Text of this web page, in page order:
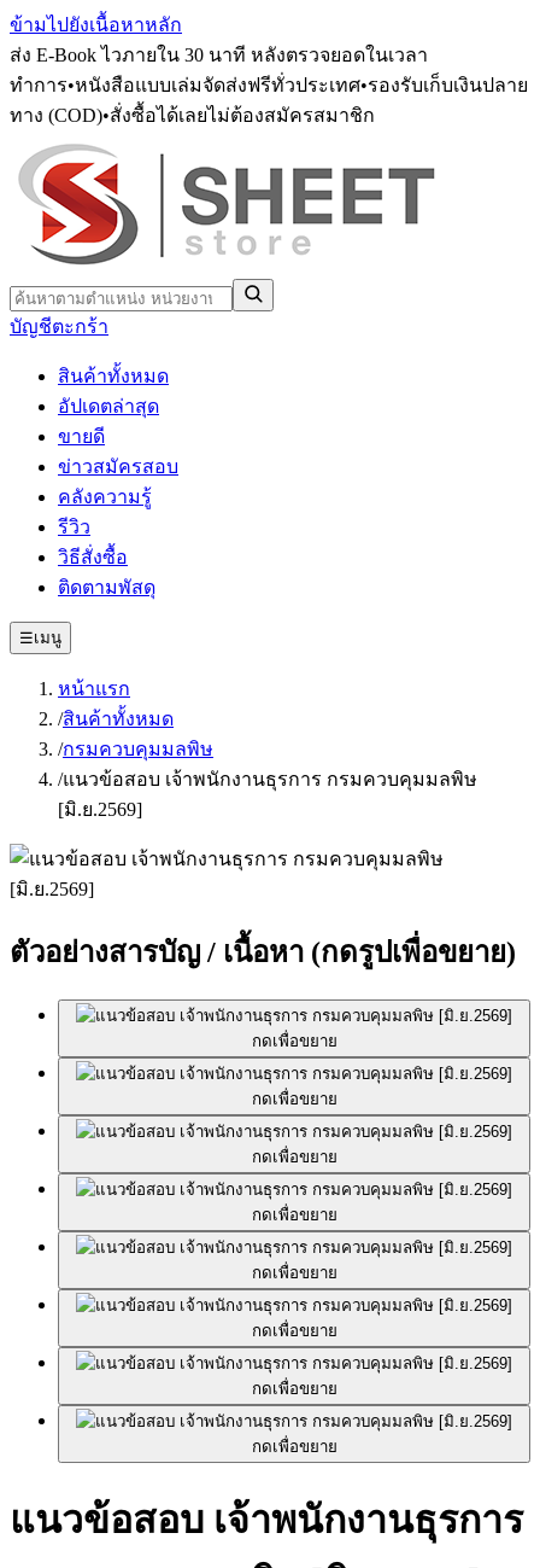
ข้ามไปยังเนื้อหาหลัก
ส่ง E-Book ไวภายใน 30 นาที หลังตรวจยอดในเวลา
ทำการ•หนังสือแบบเล่มจัดส่งฟรีทั่วประเทศ•รองรับเก็บเงินปลาย
ทาง (COD)•สั่งซื้อได้เลยไม่ต้องสมัครสมาชิก
บัญชีตะกร้า
สินค้าทั้งหมด
อัปเดตล่าสุด
ขายดี
ข่าวสมัครสอบ
คลังความรู้
รีวิว
วิธีสั่งซื้อ
ติดตามพัสดุ
☰เมนู
หน้าแรก
/สินค้าทั้งหมด
/กรมควบคุมมลพิษ
/แนวข้อสอบ เจ้าพนักงานธุรการ กรมควบคุมมลพิษ
[มิ.ย.2569]
ตัวอย่างสารบัญ / เนื้อหา (กดรูปเพื่อขยาย)
กดเพื่อขยาย
กดเพื่อขยาย
กดเพื่อขยาย
กดเพื่อขยาย
กดเพื่อขยาย
กดเพื่อขยาย
กดเพื่อขยาย
กดเพื่อขยาย
แนวข้อสอบ เจ้าพนักงานธุรการ